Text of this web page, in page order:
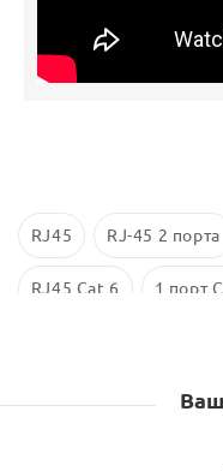
RJ45 RJ-45 2 порта
RJ45 Cat 6 1 порт
Розетки